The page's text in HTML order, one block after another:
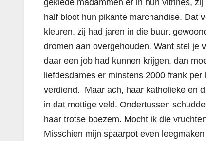
geklede madammen er in hun vitrines,
half bloot hun pikante marchandise. Dat
kleuren, zij had jaren in die buurt
dromen aan overgehouden. Want stel je
daar een job had kunnen krijgen, dan
liefdesdames er minstens 2000 frank
verdiend. Maar ach, haar katholieke en
in dat mottige veld. Ondertussen
haar trotse boezem. Mocht ik die
Misschien mijn spaarpot even